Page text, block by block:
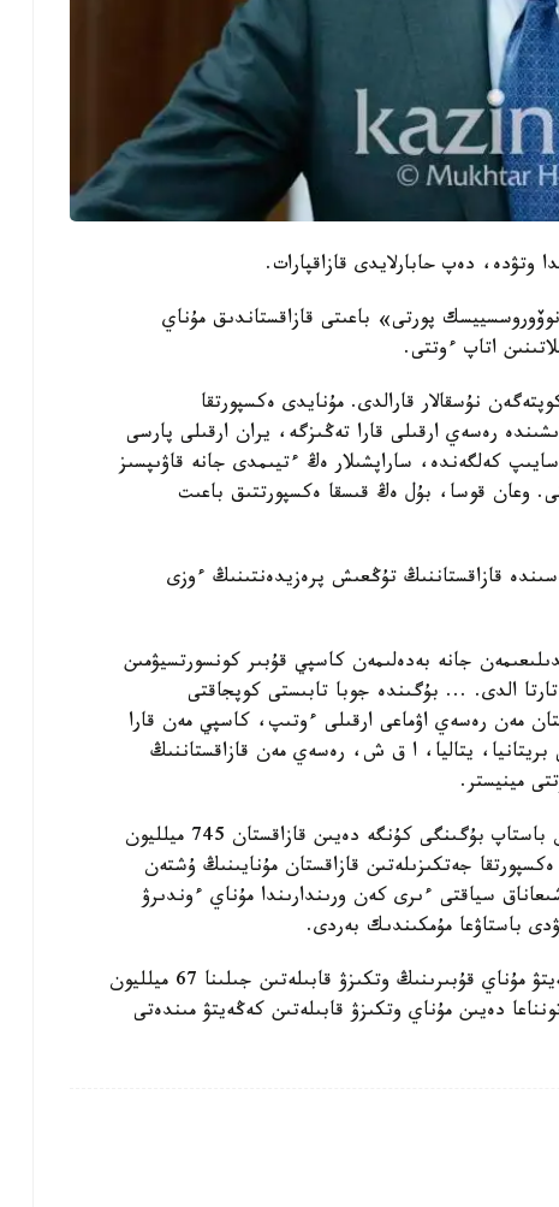
پورتى» باعىتى قازاقستاندىق مۇناي
اتاپ ءوتتى.
نۇسقالار قارالدى. مۇنايدى ەكسپورتقا
ونىڭ ىشىندە رەسەي ارقىلى قارا تەڭىزگە، يران ارقىلى پارسى
كەلگەندە، ساراپشىلار ەڭ ءتيىمدى جانە قاۋىپسىز
وعان قوسا، بۇل ەڭ قىسقا ەكسپورتتىق باعىت
قازاقستاننىڭ تۇڭعىش پرەزيدەنتىنىڭ ءوزى
جانە بەدەلىمەن كاسپي قۇبىر كونسورتسيۋمىن
الدى. ... بۇگىندە جوبا تابىستى كوپجاقتى
مەن رەسەي اۋماعى ارقىلى ءوتىپ، كاسپي مەن قارا
يتاليا، ا ق ش، رەسەي مەن قازاقستاننىڭ
مينيستر.
2001 -جىلى مۇناي قۇبىرى پايدالانۋعا بەرىلگەن ساتتەن باستاپ بۇگىنگى كۇنگە دەيىن قازاقستان 745 ميلليون
جەتكىزىلەتىن قازاقستان مۇنايىنىڭ ۇشتەن
سياقتى ءىرى كەن ورىندارىندا مۇناي ءوندىرۋ
باستاۋعا مۇمكىندىك بەردى.
«بۇگىنگى تاڭدا ك ق ك- نى كەزەڭ- كەزەڭىمەن كەڭەيتۋ مۇناي قۇبىرىنىڭ وتكىزۋ قابىلەتىن جىلىنا 67 ميلليون
بۇل رەتتە جىلىنا 80 ميلليون تونناعا دەيىن مۇناي وتكىزۋ قابىلەتىن كەڭەيتۋ مىندەتى